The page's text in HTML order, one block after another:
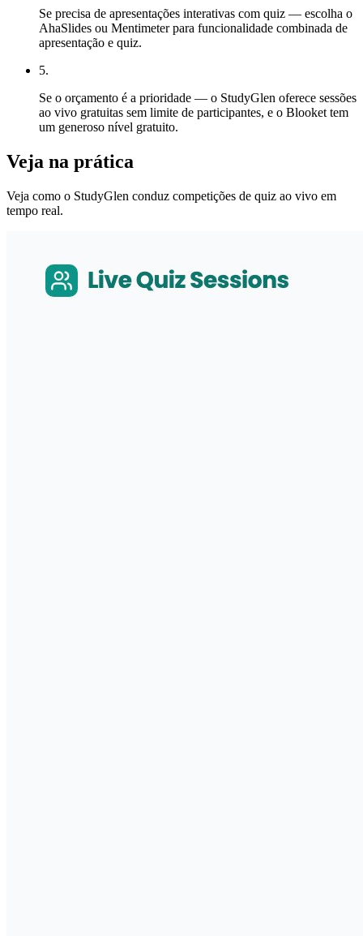
Se precisa de apresentações interativas com quiz — escolha o
AhaSlides ou Mentimeter para funcionalidade combinada de
apresentação e quiz.
5.
Se o orçamento é a prioridade — o StudyGlen oferece sessões
ao vivo gratuitas sem limite de participantes, e o Blooket tem
um generoso nível gratuito.
Veja na prática
Veja como o StudyGlen conduz competições de quiz ao vivo em
tempo real.